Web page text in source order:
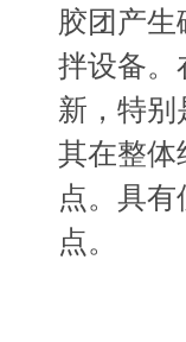
胶团产
拌设备。
新，特别
其在整体
点。具
点。